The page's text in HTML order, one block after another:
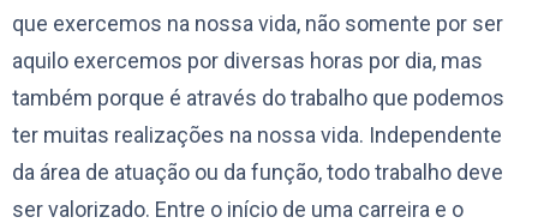
que exercemos na nossa vida, não somente por ser
aquilo exercemos por diversas horas por dia, mas
também porque é através do trabalho que podemos
ter muitas realizações na nossa vida. Independente
da área de atuação ou da função, todo trabalho deve
ser valorizado. Entre o início de uma carreira e o